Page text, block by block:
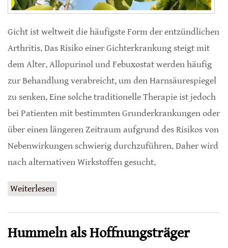
Gicht ist weltweit die häufigste Form der entzündlichen
Arthritis. Das Risiko einer Gichterkrankung steigt mit
dem Alter. Allopurinol und Febuxostat werden häufig
zur Behandlung verabreicht, um den Harnsäurespiegel
zu senken. Eine solche traditionelle Therapie ist jedoch
bei Patienten mit bestimmten Grunderkrankungen oder
über einen längeren Zeitraum aufgrund des Risikos von
Nebenwirkungen schwierig durchzuführen. Daher wird
nach alternativen Wirkstoffen gesucht.
Weiterlesen
Hummeln als Hoffnungsträger